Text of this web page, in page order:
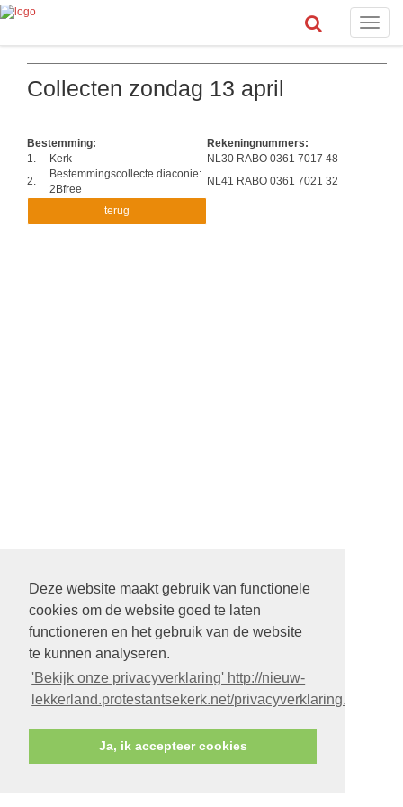
Deze website maakt gebruik van functionele
cookies om de website goed te laten
functioneren en het gebruik van de website
te kunnen analyseren.
'Bekijk onze privacyverklaring' http://nieuw-
lekkerland.protestantsekerk.net/privacyverklaring.aspx
Ja, ik accepteer cookies
Toggle
Collecten zondag 13 april
Bestemming:
Rekeningnummers:
1.
Kerk
NL30 RABO 0361 7017 48
2.
Bestemmingscollecte diaconie:
2Bfree
NL41 RABO 0361 7021 32
terug